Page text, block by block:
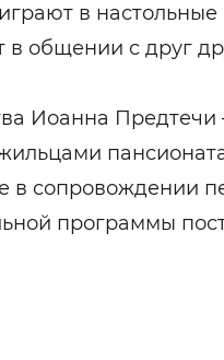
в
в общении с друг
Иоанна Предтечи
в сопровождении
программы